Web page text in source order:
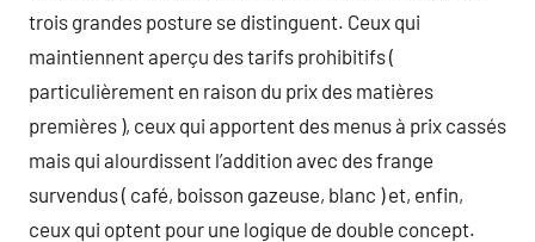
trois grandes posture se distinguent. Ceux qui
maintiennent aperçu des tarifs prohibitifs (
particulièrement en raison du prix des matières
premières ), ceux qui apportent des menus à prix cassés
mais qui alourdissent l’addition avec des frange
survendus ( café, boisson gazeuse, blanc ) et, enfin,
ceux qui optent pour une logique de double concept.